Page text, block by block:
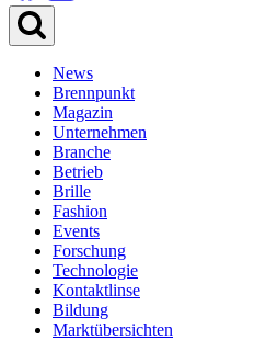
News
Brennpunkt
Magazin
Unternehmen
Branche
Betrieb
Brille
Fashion
Events
Forschung
Technologie
Kontaktlinse
Bildung
Marktübersichten